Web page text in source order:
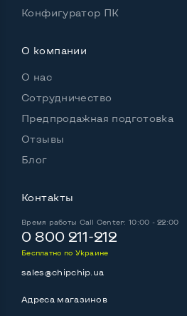
Конфигуратор ПК
О компании
О нас
Сотрудничество
Предпродажная подготовка
Отзывы
Блог
Контакты
Время работы Call Center: 10:00 - 22:00
0 800 211-212
Бесплатно по Украине
sales@chipchip.ua
Адреса магазинов